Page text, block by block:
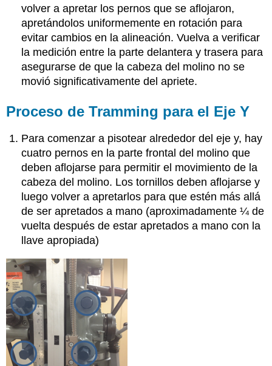
volver a apretar los pernos que se aflojaron,
apretándolos uniformemente en rotación para
evitar cambios en la alineación. Vuelva a verificar
la medición entre la parte delantera y trasera para
asegurarse de que la cabeza del molino no se
movió significativamente del apriete.
Proceso de Tramming para el Eje Y
Para comenzar a pisotear alrededor del eje y, hay
cuatro pernos en la parte frontal del molino que
deben aflojarse para permitir el movimiento de la
cabeza del molino. Los tornillos deben aflojarse y
luego volver a apretarlos para que estén más allá
de ser apretados a mano (aproximadamente ¼ de
vuelta después de estar apretados a mano con la
llave apropiada)